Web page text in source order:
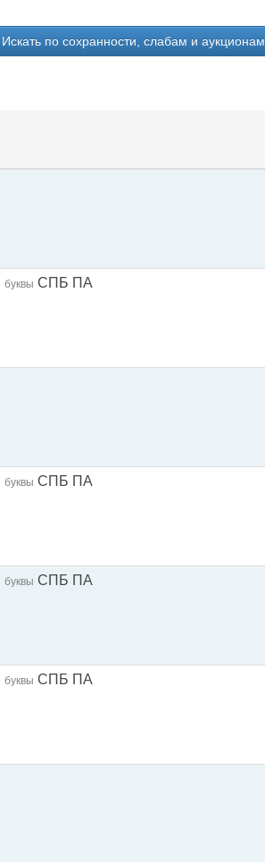
Искать по сохранности, слабам и аукционам
буквы СПБ ПА
буквы СПБ ПА
буквы СПБ ПА
буквы СПБ ПА